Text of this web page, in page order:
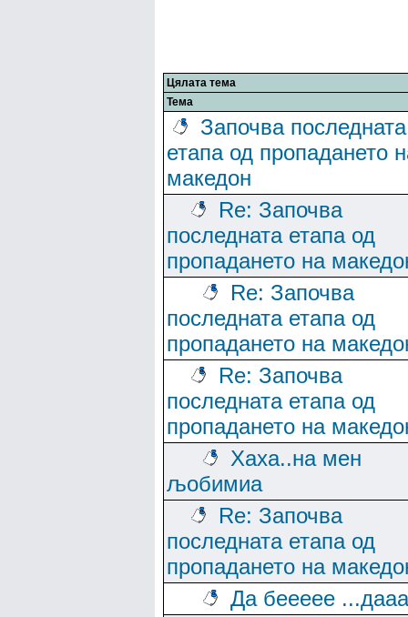
Цялата тема
Тема
Започва последната
етапа од пропадането
македон
Re: Започва
последната етапа од
пропадането на
Re: Започва
последната етапа од
пропадането на
Re: Започва
последната етапа од
пропадането на
Хаха..на мен
љобимиа
Re: Започва
последната етапа од
пропадането на
Да беееее ...дааа